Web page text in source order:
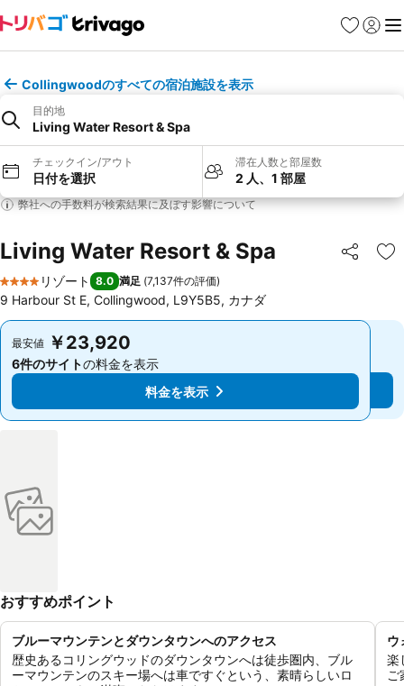
お気に入り
ログイ
メ
Collingwoodのすべての宿泊施設を表示
目的地
Living Water Resort & Spa
チェックイン/アウト
日付を選択
滞在人数と部屋数
2 人、1 部屋
弊社への手数料が検索結果に及ぼす影響について
Living Water Resort & Spa シェア
お
4 ホテルのランク
リゾート 8.0 満足 (7,137件の評価)
9 Harbour St E, Collingwood, L9Y5B5, カナダ
最安値 ￥23,920
6件のサイトの料金を表示
料金を表示
最安値 ￥23,920
6件のサイトの料金を表示
料金を表示
おすすめポイント
ブルーマウンテンとダウンタウンへのアクセス
歴史あるコリングウッドのダウンタウンへは徒歩圏内、ブル
ーマウンテンのスキー場へは車ですぐという、素晴らしいロ
ウ
楽
ご